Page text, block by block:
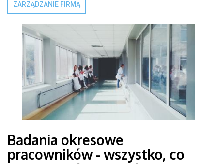
ZARZĄDZANIE FIRMĄ
Badania okresowe
pracowników - wszystko, co